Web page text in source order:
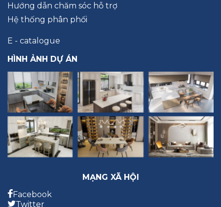
Hướng dẫn chăm sóc hỗ trợ
Hệ thống phân phối
E - catalogue
HÌNH ẢNH DỰ ÁN
MẠNG XÃ HỘI
Facebook
Twitter